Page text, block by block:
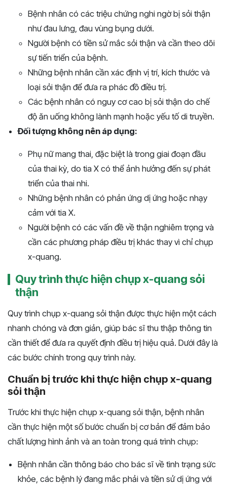
Bệnh nhân có các triệu chứng nghi ngờ bị sỏi thận
như đau lưng, đau vùng bụng dưới.
Người bệnh có tiền sử mắc sỏi thận và cần theo dõi
sự tiến triển của bệnh.
Những bệnh nhân cần xác định vị trí, kích thước và
loại sỏi thận để đưa ra phác đồ điều trị.
Các bệnh nhân có nguy cơ cao bị sỏi thận do chế
độ ăn uống không lành mạnh hoặc yếu tố di truyền.
Đối tượng không nên áp dụng:
Phụ nữ mang thai, đặc biệt là trong giai đoạn đầu
của thai kỳ, do tia X có thể ảnh hưởng đến sự phát
triển của thai nhi.
Những bệnh nhân có phản ứng dị ứng hoặc nhạy
cảm với tia X.
Người bệnh có các vấn đề về thận nghiêm trọng và
cần các phương pháp điều trị khác thay vì chỉ chụp
x-quang.
Quy trình thực hiện chụp x-quang sỏi
thận
Quy trình chụp x-quang sỏi thận được thực hiện một cách
nhanh chóng và đơn giản, giúp bác sĩ thu thập thông tin
cần thiết để đưa ra quyết định điều trị hiệu quả. Dưới đây là
các bước chính trong quy trình này.
Chuẩn bị trước khi thực hiện chụp x-quang
sỏi thận
Trước khi thực hiện chụp x-quang sỏi thận, bệnh nhân
cần thực hiện một số bước chuẩn bị cơ bản để đảm bảo
chất lượng hình ảnh và an toàn trong quá trình chụp:
Bệnh nhân cần thông báo cho bác sĩ về tình trạng sức
khỏe, các bệnh lý đang mắc phải và tiền sử dị ứng với